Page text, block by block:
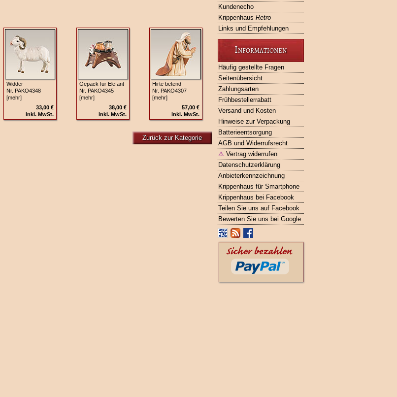
Kundenecho
Krippenhaus Retro
Links und Empfehlungen
Informationen
Häufig gestellte Fragen
Seitenübersicht
Zahlungsarten
Frühbestellerrabatt
Versand und Kosten
Hinweise zur Verpackung
Batterieentsorgung
AGB und Widerrufsrecht
⚠ Vertrag widerrufen
Datenschutzerklärung
Anbieterkennzeichnung
Krippenhaus für Smartphone
Krippenhaus bei Facebook
Teilen Sie uns auf Facebook
Bewerten Sie uns bei Google
Widder
Nr. PAKO4348
[mehr]
33,00 €
inkl. MwSt.
Gepäck für Elefant
Nr. PAKO4345
[mehr]
38,00 €
inkl. MwSt.
Hirte betend
Nr. PAKO4307
[mehr]
57,00 €
inkl. MwSt.
Zurück zur Kategorie